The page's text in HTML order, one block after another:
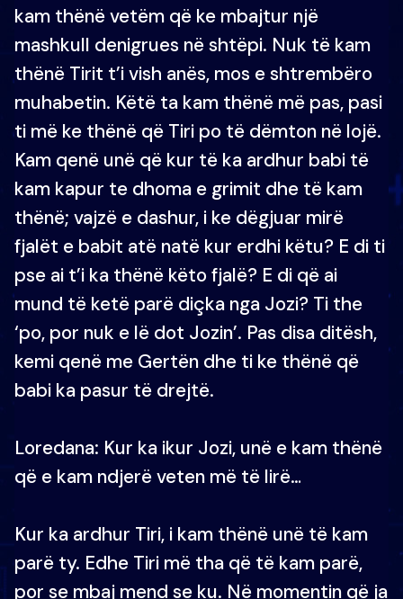
kam thënë vetëm që ke mbajtur një
mashkull denigrues në shtëpi. Nuk të kam
thënë Tirit t’i vish anës, mos e shtrembëro
muhabetin. Këtë ta kam thënë më pas, pasi
ti më ke thënë që Tiri po të dëmton në lojë.
Kam qenë unë që kur të ka ardhur babi të
kam kapur te dhoma e grimit dhe të kam
thënë; vajzë e dashur, i ke dëgjuar mirë
fjalët e babit atë natë kur erdhi këtu? E di ti
pse ai t’i ka thënë këto fjalë? E di që ai
mund të ketë parë diçka nga Jozi? Ti the
‘po, por nuk e lë dot Jozin’. Pas disa ditësh,
kemi qenë me Gertën dhe ti ke thënë që
babi ka pasur të drejtë.
Loredana: Kur ka ikur Jozi, unë e kam thënë
që e kam ndjerë veten më të lirë…
Kur ka ardhur Tiri, i kam thënë unë të kam
parë ty. Edhe Tiri më tha që të kam parë,
por se mbaj mend se ku. Në momentin që ja